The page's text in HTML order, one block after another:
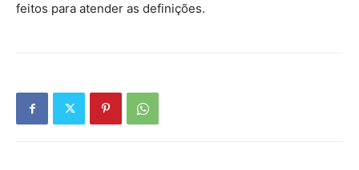
feitos para atender as definições.